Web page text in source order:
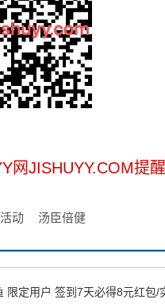
网JISHUYY.COM提醒
动 汤臣倍健
限定用户 签到7天必得8元红包/